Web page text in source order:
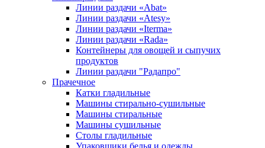
Линии раздачи «Abat»
Линии раздачи «Atesy»
Линии раздачи «Iterma»
Линии раздачи «Rada»
Контейнеры для овощей и сыпучих
продуктов
Линии раздачи "Радапро"
Прачечное
Катки гладильные
Машины стирально-сушильные
Машины стиральные
Машины сушильные
Столы гладильные
Упаковщики белья и одежды